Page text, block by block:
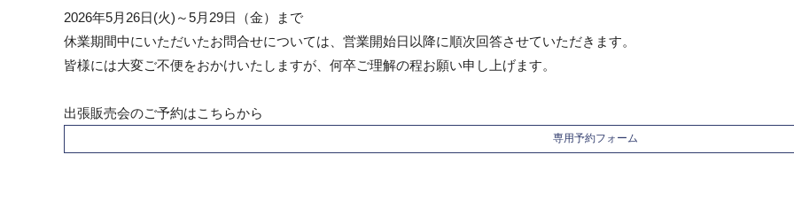
2026年5月26日(火)～5月29日（金）まで
休業期間中にいただいたお問合せについては、営業開始日以降に順次回答させていただきます。
皆様には大変ご不便をおかけいたしますが、何卒ご理解の程お願い申し上げます。
出張販売会のご予約はこちらから
専用予約フォーム